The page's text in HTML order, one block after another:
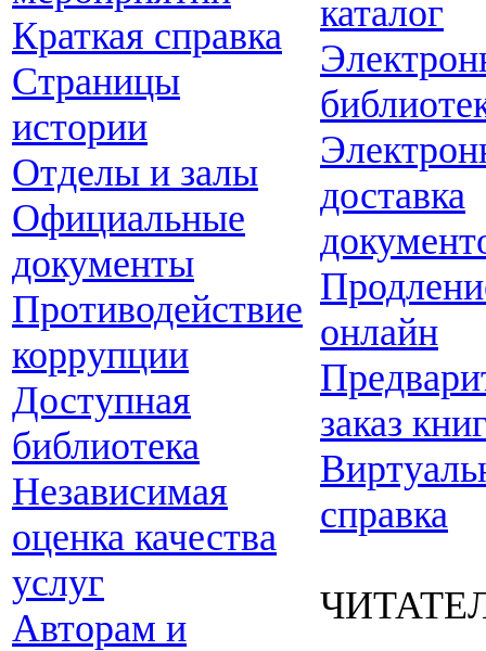
Краткая справка
Страницы
истории
Отделы и залы
Официальные
документы
Противодействие
коррупции
Доступная
библиотека
Независимая
оценка качества
услуг
Авторам и
каталог
доставка
онлайн
заказ
справка